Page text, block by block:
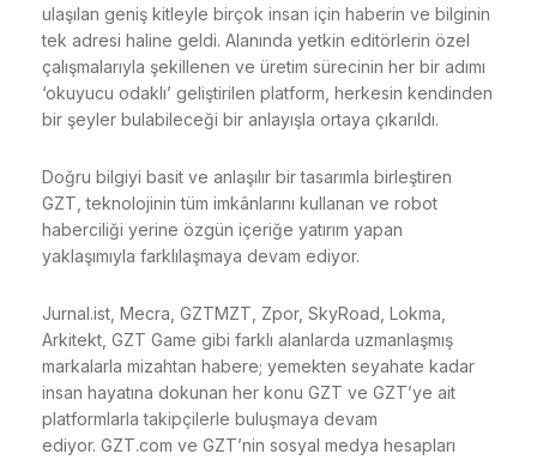
ulaşılan geniş kitleyle birçok insan için haberin ve bilginin
tek adresi haline geldi. Alanında yetkin editörlerin özel
çalışmalarıyla şekillenen ve üretim sürecinin her bir adımı
‘okuyucu odaklı’ geliştirilen platform, herkesin kendinden
bir şeyler bulabileceği bir anlayışla ortaya çıkarıldı.
Doğru bilgiyi basit ve anlaşılır bir tasarımla birleştiren
GZT, teknolojinin tüm imkânlarını kullanan ve robot
haberciliği yerine özgün içeriğe yatırım yapan
yaklaşımıyla farklılaşmaya devam ediyor.
Jurnal.ist , Mecra, GZTMZT, Zpor, SkyRoad, Lokma,
Arkitekt, GZT Game gibi farklı alanlarda uzmanlaşmış
markalarla mizahtan habere; yemekten seyahate kadar
insan hayatına dokunan her konu GZT ve GZT’ye ait
platformlarla takipçilerle buluşmaya devam
ediyor. GZT.com ve GZT’nin sosyal medya hesapları